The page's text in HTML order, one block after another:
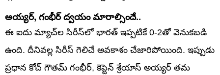
​అయ్యర్, గంభీర్ ద్వయం మారాల్సిందే..
​ఈ ఐదు మ్యాచ్‌ల సిరీస్‌లో భారత్ ఇప్పటికే 0-2తో వెనుకబడి
ఉంది. దీనివల్ల సిరీస్ గెలిచే అవకాశం చేజారిపోయింది. ఇప్పుడు
ప్రధాన కోచ్ గౌతమ్ గంభీర్, కెప్టెన్ శ్రేయాస్ అయ్యర్ తమ